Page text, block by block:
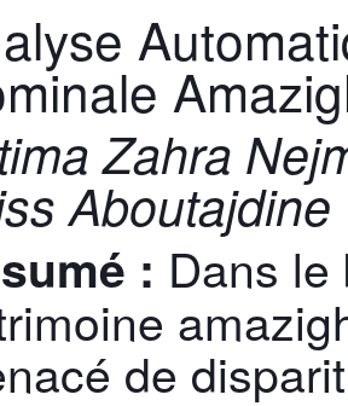
Zahra
Aboutajdine
: Dans
de